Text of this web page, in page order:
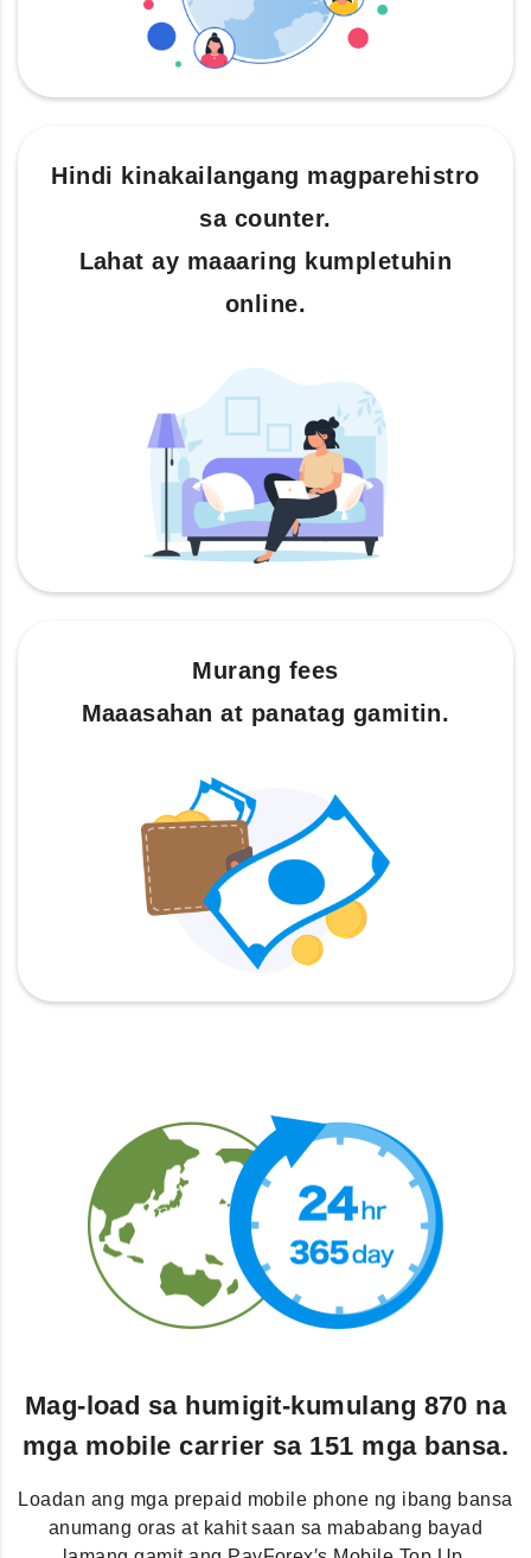
Hindi kinakailangang magparehistro
sa counter.
Lahat ay maaaring kumpletuhin
online.
Murang fees
Maaasahan at panatag gamitin.
Mag-load sa humigit-kumulang 870 na
mga mobile carrier sa 151 mga bansa.
Loadan ang mga prepaid mobile phone ng ibang bansa
anumang oras at kahit saan sa mababang bayad